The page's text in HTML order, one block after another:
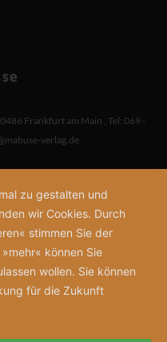
Frankfurt am Main , Tel: 069 -
verlag.de
zu gestalten und
wir Cookies. Durch
stimmen Sie der
können Sie
wollen. Sie können
für die Zukunft